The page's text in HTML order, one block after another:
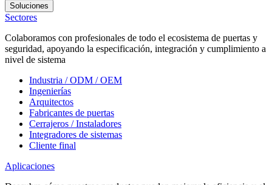
Soluciones
Sectores
Colaboramos con profesionales de todo el ecosistema de puertas y
seguridad, apoyando la especificación, integración y cumplimiento a
nivel de sistema
Industria / ODM / OEM
Ingenierías
Arquitectos
Fabricantes de puertas
Cerrajeros / Instaladores
Integradores de sistemas
Cliente final
Aplicaciones